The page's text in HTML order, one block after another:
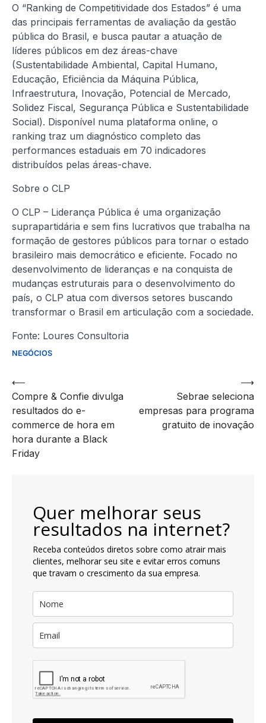
O “Ranking de Competitividade dos Estados” é uma
das principais ferramentas de avaliação da gestão
pública do Brasil, e busca pautar a atuação de
líderes públicos em dez áreas-chave
(Sustentabilidade Ambiental, Capital Humano,
Educação, Eficiência da Máquina Pública,
Infraestrutura, Inovação, Potencial de Mercado,
Solidez Fiscal, Segurança Pública e Sustentabilidade
Social). Disponível numa plataforma online, o
ranking traz um diagnóstico completo das
performances estaduais em 70 indicadores
distribuídos pelas áreas-chave.
Sobre o CLP
O CLP – Liderança Pública é uma organização
suprapartidária e sem fins lucrativos que trabalha na
formação de gestores públicos para tornar o estado
brasileiro mais democrático e eficiente. Focado no
desenvolvimento de lideranças e na conquista de
mudanças estruturais para o desenvolvimento do
país, o CLP atua com diversos setores buscando
transformar o Brasil em articulação com a sociedade.
Fonte: Loures Consultoria
NEGÓCIOS
Navegação
de
artigos
⟵
Compre & Confie divulga
resultados do e-
commerce de hora em
hora durante a Black
Friday
Sebrae seleciona
empresas para programa
gratuito de inovação
⟶
Quer melhorar seus
resultados na internet?
Receba conteúdos diretos sobre como atrair mais
clientes, melhorar seu site e evitar erros comuns
que travam o crescimento da sua empresa.